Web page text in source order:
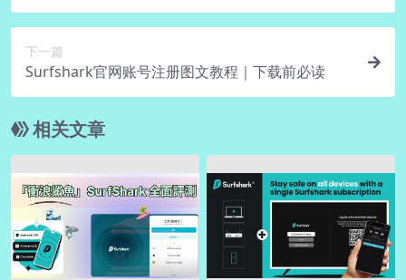
下一篇
Surfshark官网账号注册图文教程｜下载前必读
相关文章